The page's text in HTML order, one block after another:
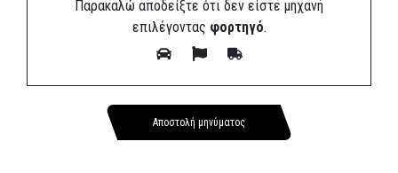
Παρακαλώ αποδείξτε ότι δεν είστε μηχανή
επιλέγοντας φορτηγό.